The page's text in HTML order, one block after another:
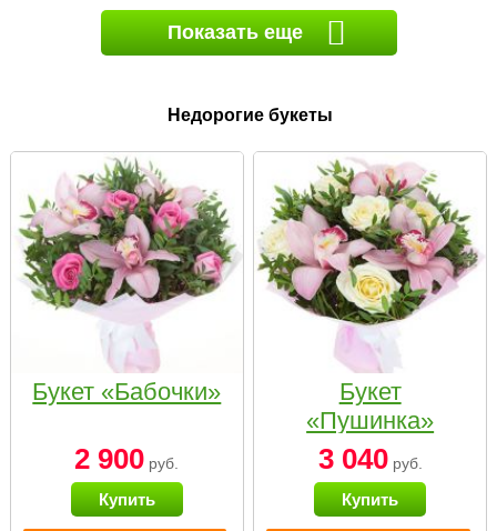
Показать еще
Недорогие букеты
Букет «Бабочки»
2 900 руб.
Купить
Букет
«Пушинка»
3 040руб.
Купить